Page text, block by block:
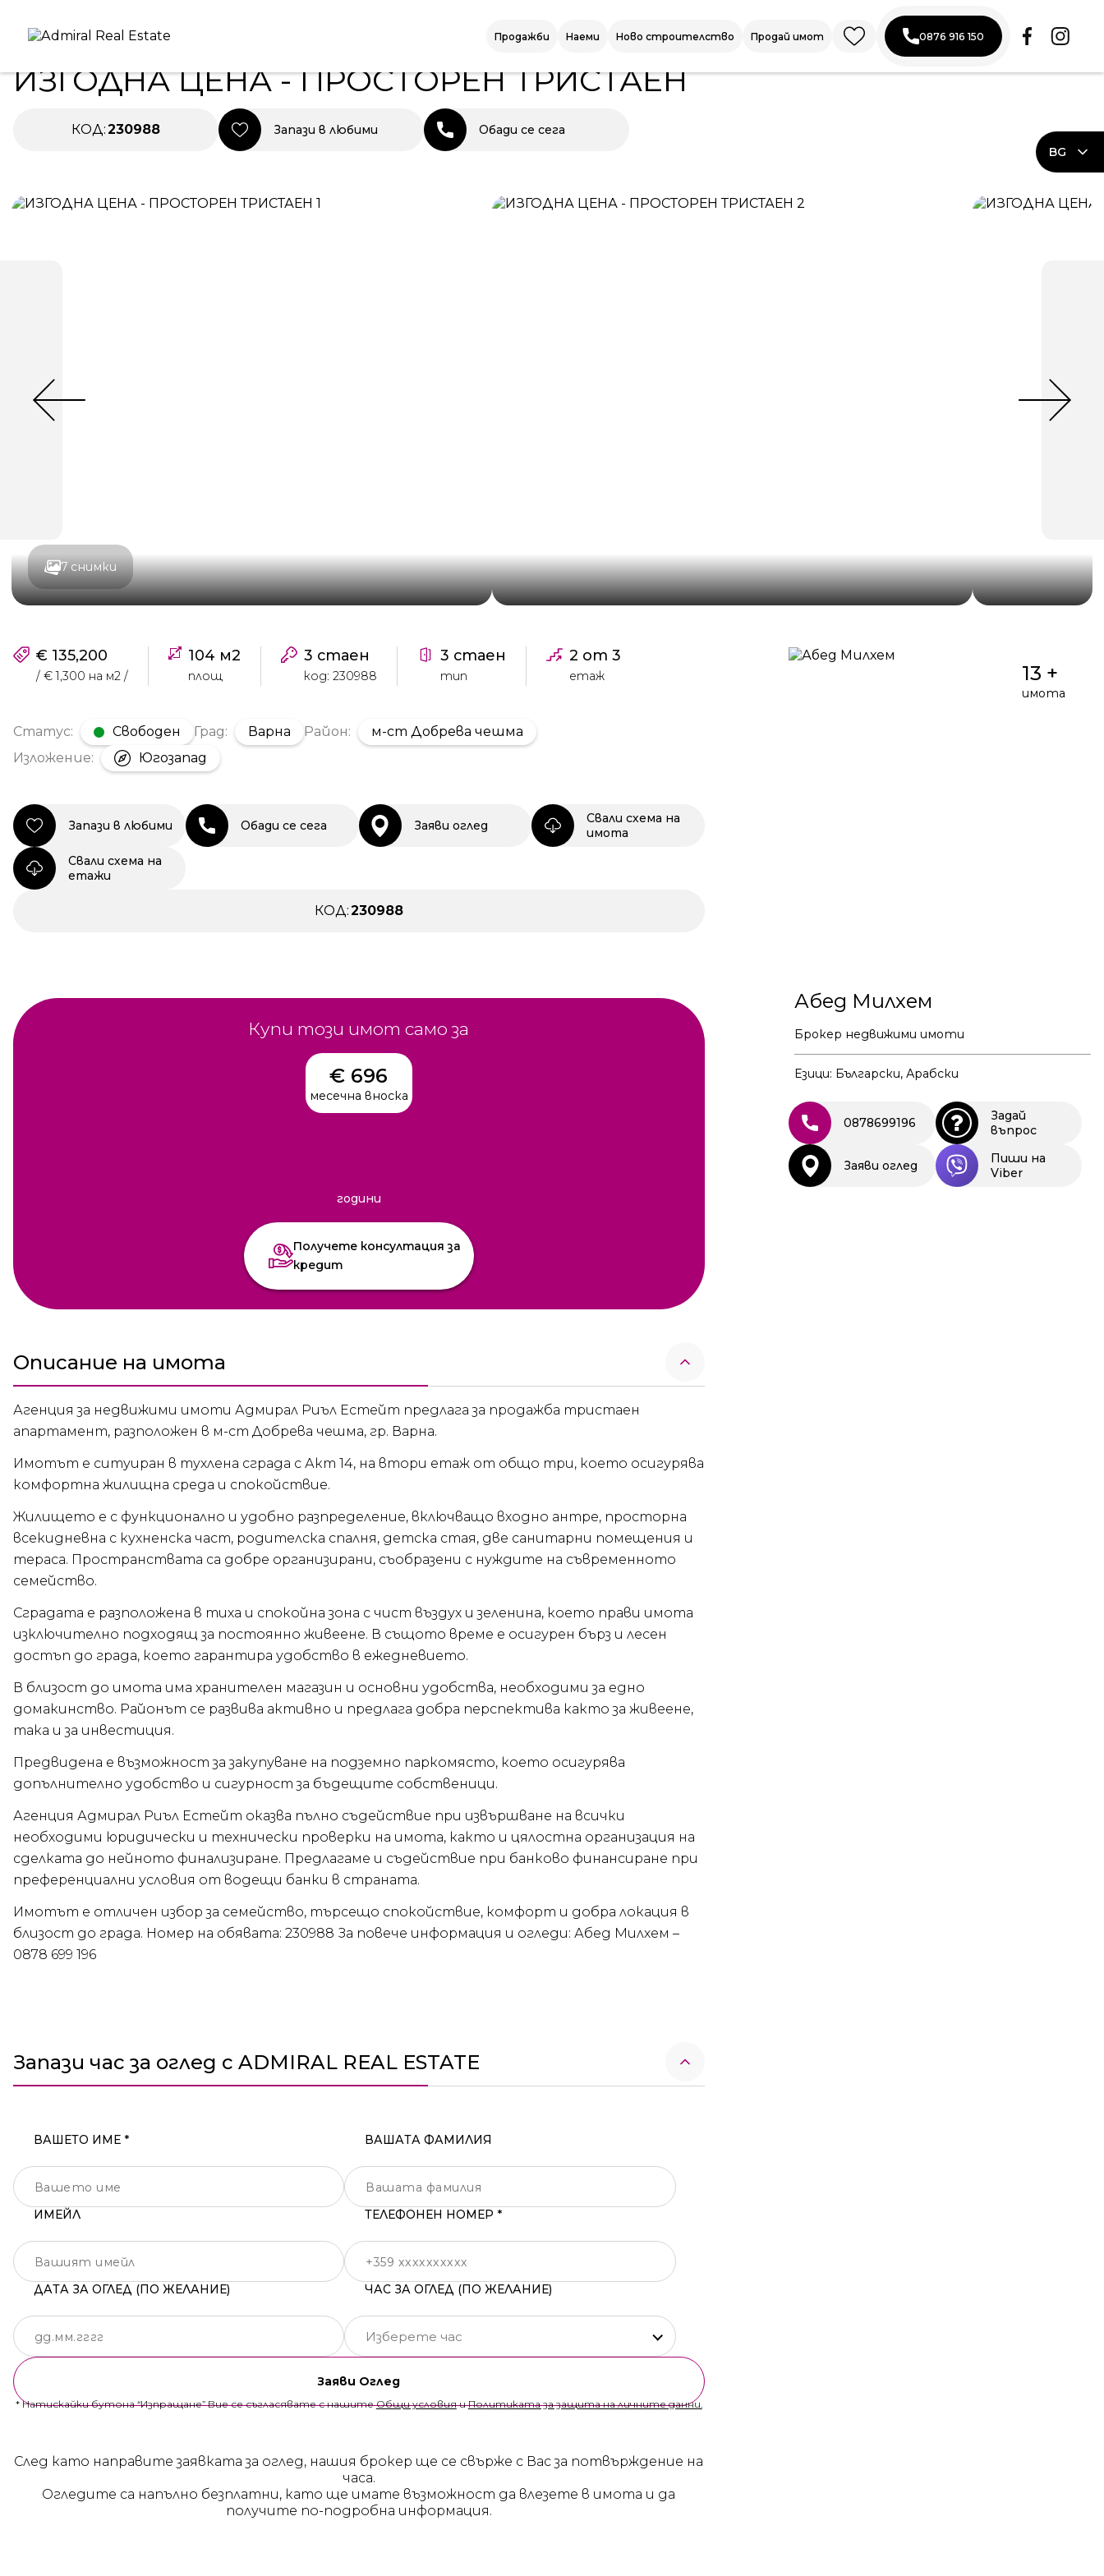
Продажби Наеми Ново строителство Продай имот 0876 916 150
BG
ПРОДАВА
ИЗГОДНА ЦЕНА - ПРОСТОРЕН ТРИСТАЕН
КОД:230988 Запази в любими Обади се сега
7 снимки
€ 135,200
/ € 1,300 на м2 /
104 м2
площ
3 стаен
код: 230988
3 стаен
тип
2 от 3
етаж
Статус: Свободен Град: Варна Район:
м-ст Добрева чешма
Изложение:
Югозапад
Запази в любими Обади се сега Заяви оглед
Свали схема на
имота
Свали схема на
етажи
КОД:230988
Купи този имот само за
€ 696
месечна вноска
години
Получете консултация за
кредит
Описание на имота
Агенция за недвижими имоти Адмирал Риъл Естейт предлага за продажба тристаен
апартамент, разположен в м-ст Добрева чешма, гр. Варна.
Имотът е ситуиран в тухлена сграда с Акт 14, на втори етаж от общо три, което осигурява
комфортна жилищна среда и спокойствие.
Жилището е с функционално и удобно разпределение, включващо входно антре, просторна
всекидневна с кухненска част, родителска спалня, детска стая, две санитарни помещения и
тераса. Пространствата са добре организирани, съобразени с нуждите на съвременното
семейство.
Сградата е разположена в тиха и спокойна зона с чист въздух и зеленина, което прави имота
изключително подходящ за постоянно живеене. В същото време е осигурен бърз и лесен
достъп до града, което гарантира удобство в ежедневието.
В близост до имота има хранителен магазин и основни удобства, необходими за едно
домакинство. Районът се развива активно и предлага добра перспектива както за живеене,
така и за инвестиция.
Предвидена е възможност за закупуване на подземно паркомясто, което осигурява
допълнително удобство и сигурност за бъдещите собственици.
Агенция Адмирал Риъл Естейт оказва пълно съдействие при извършване на всички
необходими юридически и технически проверки на имота, както и цялостна организация на
сделката до нейното финализиране. Предлагаме и съдействие при банково финансиране при
преференциални условия от водещи банки в страната.
Имотът е отличен избор за семейство, търсещо спокойствие, комфорт и добра локация в
близост до града. Номер на обявата: 230988 За повече информация и огледи: Абед Милхем –
0878 699 196
Запази час за оглед с ADMIRAL REAL ESTATE
ВАШЕТО ИМЕ * ВАШАТА ФАМИЛИЯ
ИМЕЙЛ ТЕЛЕФОНЕН НОМЕР *
ДАТА ЗА ОГЛЕД (ПО ЖЕЛАНИЕ) ЧАС ЗА ОГЛЕД (ПО ЖЕЛАНИЕ)
Изберете час
Заяви Оглед
* Натискайки бутона “Изпращане” Вие се съгласявате с нашитеОбщи условияиПолитиката за защита на личните данни.
След като направите заявката за оглед, нашия брокер ще се свърже с Вас за потвърждение на
часа.
Огледите са напълно безплатни, като ще имате възможност да влезете в имота и да
получите по-подробна информация.
13 +
имота
Абед Милхем
Брокер недвижими имоти
Езици: Български, Арабски
0878699196
Задай
въпрос
Заяви оглед
Пиши на
Viber